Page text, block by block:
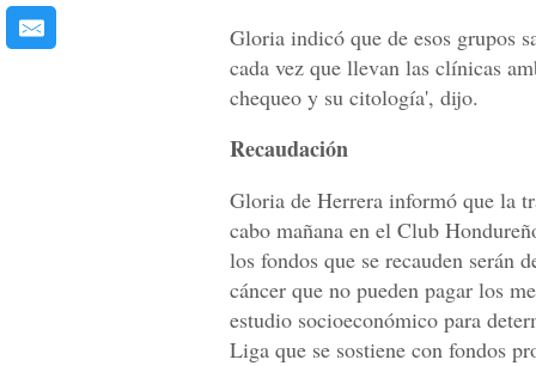
Gloria indicó que de esos grupos
cada vez que llevan las clínicas
chequeo y su citología', dijo.
Recaudación
Gloria de Herrera informó que la
cabo mañana en el Club
los fondos que se recauden serán
cáncer que no pueden pagar los
estudio socioeconómico para
Liga que se sostiene con fondos